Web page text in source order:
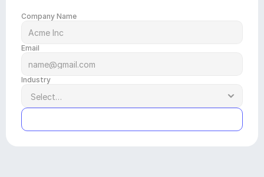
Company Name
Email
Industry